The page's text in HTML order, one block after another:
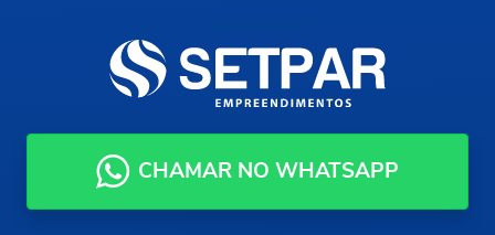
CHAMAR NO WHATSAPP